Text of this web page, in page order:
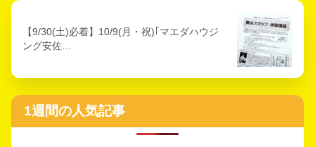
【9/30(土)必着】10/9(月・祝)｢マエダハウジ
ング安佐…
1週間の人気記事